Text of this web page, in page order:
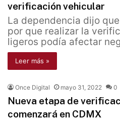
verificación vehicular
La dependencia dijo
por que realizar la
ligeros podía afectar
Leer más »
Once Digital mayo 31, 2022 0
Nueva etapa de
comenzará en CDMX